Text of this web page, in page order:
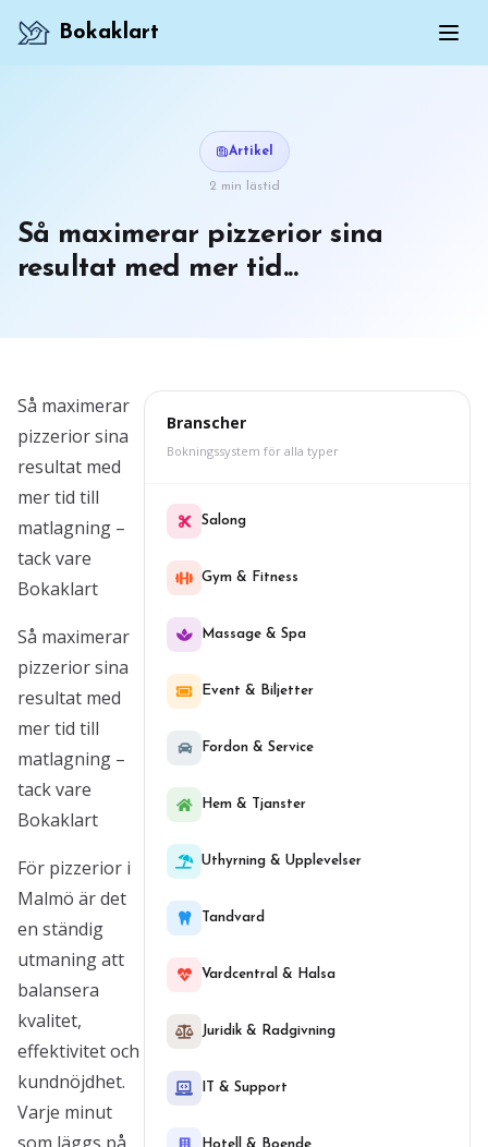
Bokaklart
Artikel
2 min lästid
Så maximerar pizzerior sina
resultat med mer tid...
Så maximerar
pizzerior sina
resultat med
mer tid till
matlagning –
tack vare
Bokaklart
Så maximerar
pizzerior sina
resultat med
mer tid till
matlagning –
tack vare
Bokaklart
För pizzerior i
Malmö är det
en ständig
utmaning att
balansera
kvalitet,
effektivitet och
kundnöjdhet.
Varje minut
Branscher
Bokningssystem för alla typer
Salong
Gym & Fitness
Massage & Spa
Event & Biljetter
Fordon & Service
Hem & Tjanster
Uthyrning & Upplevelser
Tandvard
Vardcentral & Halsa
Juridik & Radgivning
IT & Support